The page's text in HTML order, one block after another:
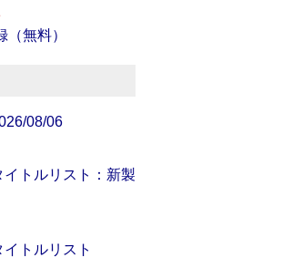
（無料）
08/06
トルリスト：新製
イトルリスト